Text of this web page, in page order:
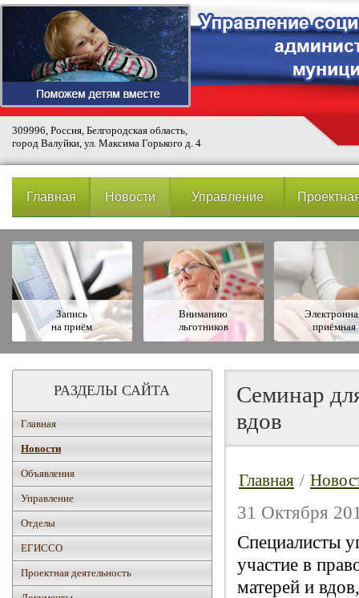
309996, Россия, Белгородская область,
город Валуйки, ул. Максима Горького д. 4
Главная Новости Управление
Запись
на приём
Вниманию
льготников
приёмная
РАЗДЕЛЫ САЙТА
Главная
Новости
Объявления
Управление
Отделы
ЕГИССО
Проектная деятельность
Семинар
вдов
Главная /
31 Октября
Специалисты
участие в
матерей и